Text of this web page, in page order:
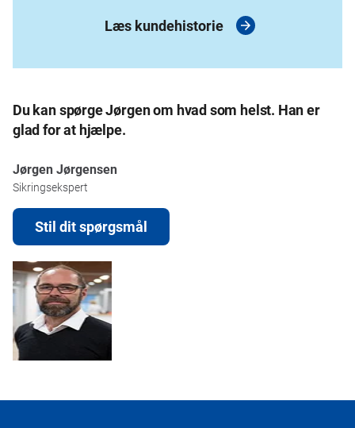
Læs kundehistorie
Du kan spørge Jørgen om hvad som helst. Han er
glad for at hjælpe.
Jørgen Jørgensen
Sikringsekspert
Stil dit spørgsmål